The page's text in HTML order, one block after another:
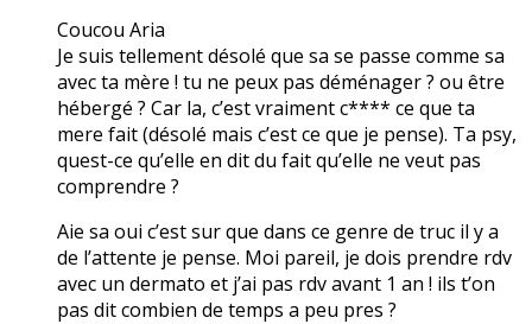
Coucou Aria
Je suis tellement désolé que sa se passe comme sa
avec ta mère ! tu ne peux pas déménager ? ou être
hébergé ? Car la, c’est vraiment c**** ce que ta
mere fait (désolé mais c’est ce que je pense). Ta psy,
quest-ce qu’elle en dit du fait qu’elle ne veut pas
comprendre ?
Aie sa oui c’est sur que dans ce genre de truc il y a
de l’attente je pense. Moi pareil, je dois prendre rdv
avec un dermato et j’ai pas rdv avant 1 an ! ils t’on
pas dit combien de temps a peu pres ?